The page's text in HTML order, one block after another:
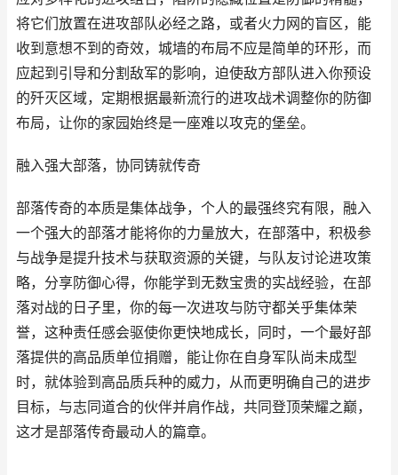
将它们放置在进攻部队必经之路，或者火力网的盲区，能
收到意想不到的奇效，城墙的布局不应是简单的环形，而
应起到引导和分割敌军的影响，迫使敌方部队进入你预设
的歼灭区域，定期根据最新流行的进攻战术调整你的防御
布局，让你的家园始终是一座难以攻克的堡垒。
融入强大部落，协同铸就传奇
部落传奇的本质是集体战争，个人的最强终究有限，融入
一个强大的部落才能将你的力量放大，在部落中，积极参
与战争是提升技术与获取资源的关键，与队友讨论进攻策
略，分享防御心得，你能学到无数宝贵的实战经验，在部
落对战的日子里，你的每一次进攻与防守都关乎集体荣
誉，这种责任感会驱使你更快地成长，同时，一个最好部
落提供的高品质单位捐赠，能让你在自身军队尚未成型
时，就体验到高品质兵种的威力，从而更明确自己的进步
目标，与志同道合的伙伴并肩作战，共同登顶荣耀之巅，
这才是部落传奇最动人的篇章。